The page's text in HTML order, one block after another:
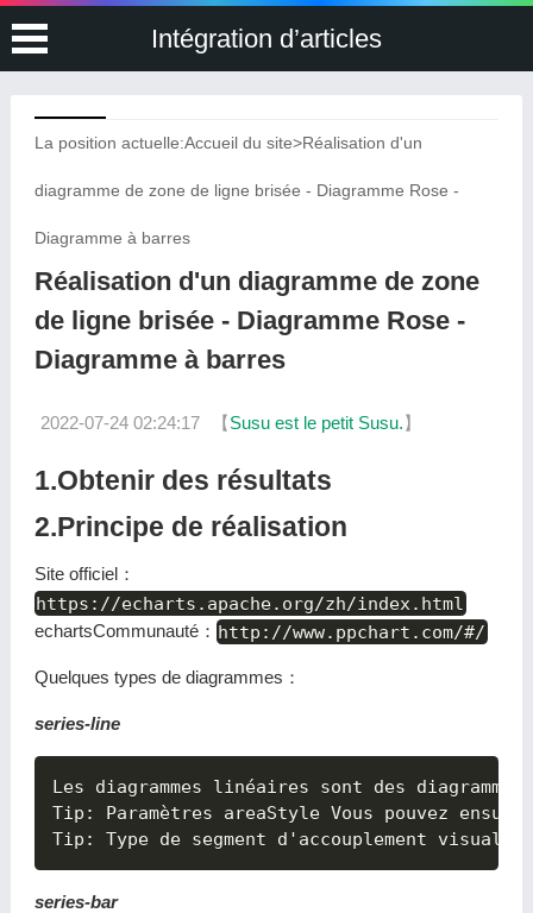
Intégration d’articles
La position actuelle:Accueil du site>Réalisation d'un
diagramme de zone de ligne brisée - Diagramme Rose -
Diagramme à barres
Réalisation d'un diagramme de zone
de ligne brisée - Diagramme Rose -
Diagramme à barres
2022-07-24 02:24:17 【Susu est le petit Susu.】
1.Obtenir des résultats
2.Principe de réalisation
Site officiel：
https://echarts.apache.org/zh/index.html
echartsCommunauté： http://www.ppchart.com/#/
Quelques types de diagrammes：
series-line
Les diagrammes linéaires sont des
Tip :
Paramètres areaStyle Vous pouvez
Tip : Type de segment d'accouplement
series-bar